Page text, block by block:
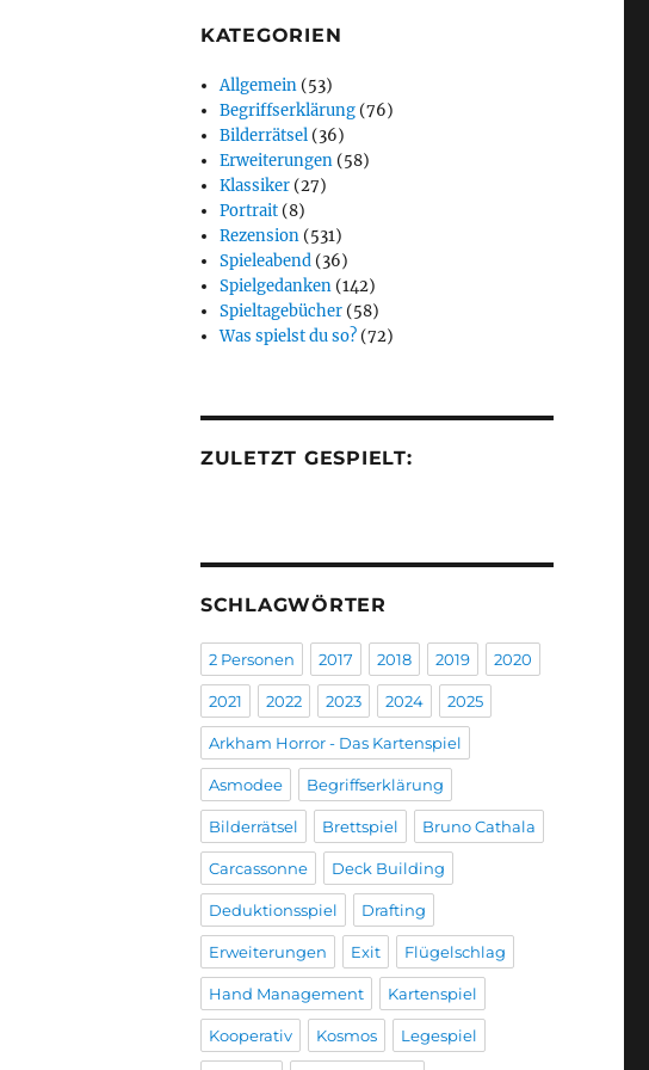
KATEGORIEN
Allgemein (53)
Begriffserklärung (76)
Bilderrätsel (36)
Erweiterungen (58)
Klassiker (27)
Portrait (8)
Rezension (531)
Spieleabend (36)
Spielgedanken (142)
Spieltagebücher (58)
Was spielst du so? (72)
ZULETZT GESPIELT:
SCHLAGWÖRTER
2 Personen 2017 2018 2019 2020
2021 2022 2023 2024 2025
Arkham Horror - Das Kartenspiel
Asmodee Begriffserklärung
Bilderrätsel Brettspiel Bruno Cathala
Carcassonne Deck Building
Deduktionsspiel Drafting
Erweiterungen Exit Flügelschlag
Hand Management Kartenspiel
Kooperativ Kosmos Legespiel